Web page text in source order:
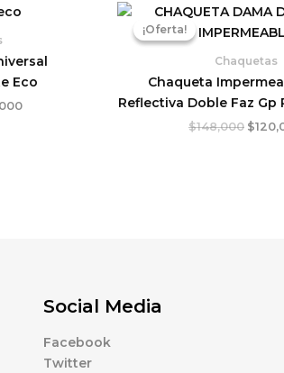
Eco
$20,000.
¡Oferta!
¡Oferta!
Chaquetas
Chaqueta
Reflectiva Doble Faz Gp
$148,000
El
$
Social Media
Facebook
Twitter